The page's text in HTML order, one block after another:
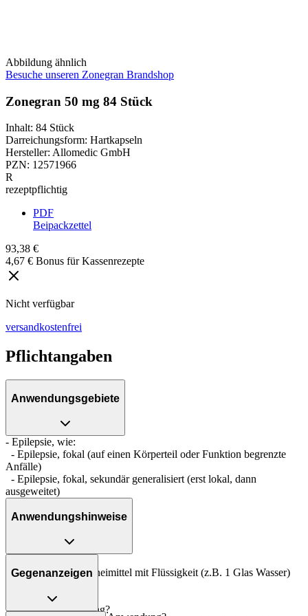
Abbildung ähnlich
Besuche unseren Zonegran Brandshop
Zonegran 50 mg 84 Stück
Inhalt: 84 Stück
Darreichungsform: Hartkapseln
Hersteller: Allomedic GmbH
PZN: 12571966
R
rezeptpflichtig
PDF
Beipackzettel
93,38 €
4,67 € Bonus für Kassenrezepte
Nicht verfügbar
versandkostenfrei
Pflichtangaben
Anwendungsgebiete
- Epilepsie, wie:
- Epilepsie, fokal (auf einen Körperteil oder Funktion begrenzte
Anfälle)
- Epilepsie, fokal, sekundär generalisiert (erst lokal, dann
ausgeweitet)
Anwendungshinweise
Art der Anwendung?
Nehmen Sie das Arzneimittel mit Flüssigkeit (z.B. 1 Glas Wasser)
Dauer der Anwendung?
Gegenanzeigen